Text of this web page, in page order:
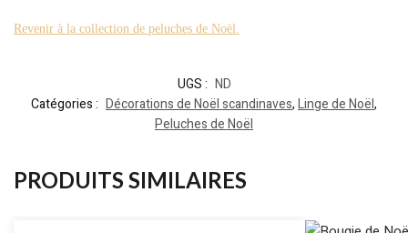
Revenir à la collection de peluches de Noël.
UGS : ND
Catégories : Décorations de Noël scandinaves,Linge de Noël,
Peluches de Noël
PRODUITS SIMILAIRES